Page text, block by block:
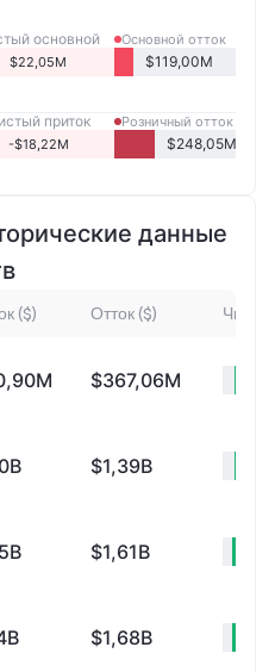
основной
приток
$22,05M
Основной отток
$119,00M
приток
продаж
-$18,22M
Розничный отток
$248,05M
данные
($) Отток ($)
$367,06M
$1,39B
$1,61B
$1,68B